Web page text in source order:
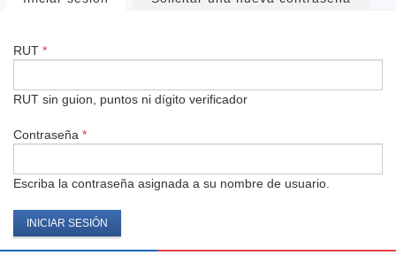
RUT *
RUT sin guion, puntos ni dígito verificador
Contraseña *
Escriba la contraseña asignada a su nombre de usuario.